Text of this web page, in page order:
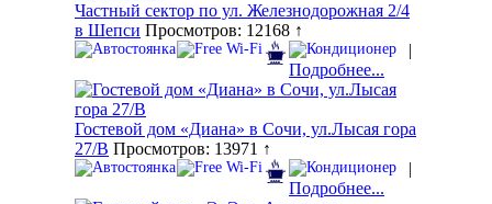
Частный сектор по ул. Железнодорожная 2/4
в Шепси Просмотров: 12168 ↑
|
Подробнее...
Гостевой дом «Диана» в Сочи, ул.Лысая гора
27/В Просмотров: 13971 ↑
|
Подробнее...